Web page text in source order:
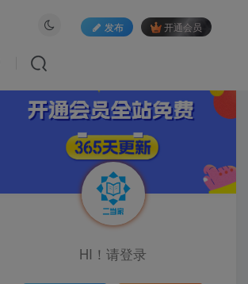
发布 开通会员
HI！请登录